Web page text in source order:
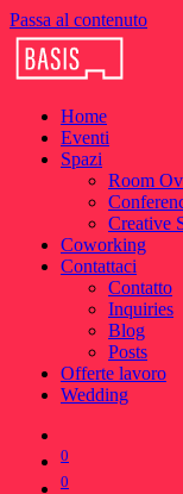
Passa al contenuto
Home
Eventi
Spazi
Room
Creative
Coworking
Contattaci
Contatto
Inquiries
Blog
Posts
Offerte lavoro
Wedding
0
0